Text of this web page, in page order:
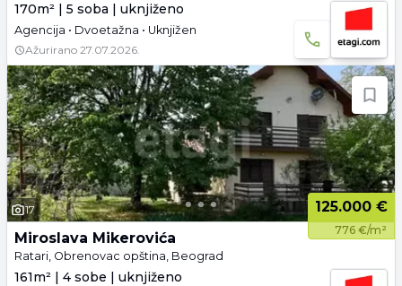
170m² | 5 soba | uknjiženo
Agencija • Dvoetažna • Uknjižen
Ažurirano 27.07.2026.
17 125.000 €
776 €/m²
Miroslava Mikerovića
Ratari, Obrenovac opština, Beograd
161m² | 4 sobe | uknjiženo